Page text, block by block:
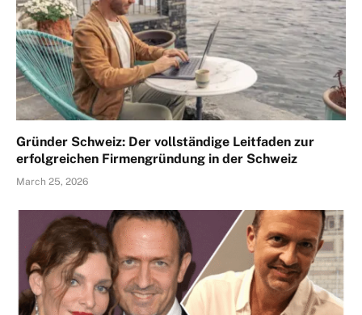
Gründer Schweiz: Der vollständige Leitfaden zur
erfolgreichen Firmengründung in der Schweiz
March 25, 2026